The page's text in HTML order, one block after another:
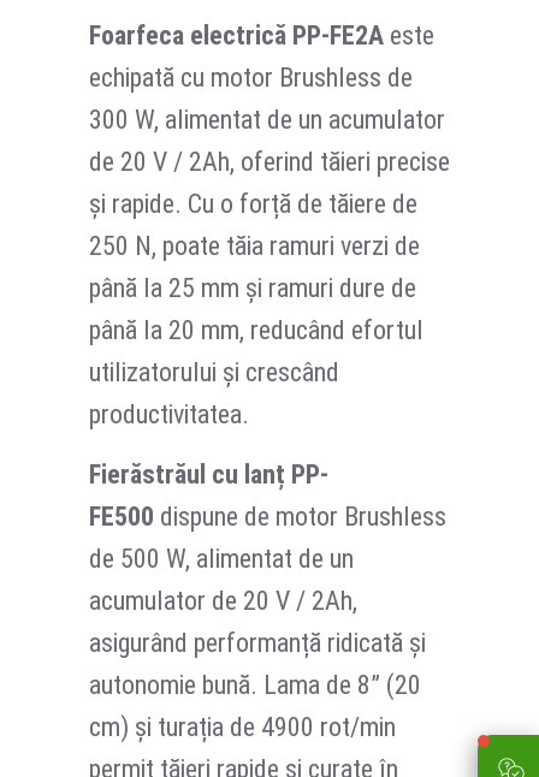
Foarfeca electrică PP-FE2A este
echipată cu motor Brushless de
300 W, alimentat de un acumulator
de 20 V / 2Ah, oferind tăieri precise
și rapide. Cu o forță de tăiere de
250 N, poate tăia ramuri verzi de
până la 25 mm și ramuri dure de
până la 20 mm, reducând efortul
utilizatorului și crescând
productivitatea.
Fierăstrăul cu lanț PP-
FE500 dispune de motor Brushless
de 500 W, alimentat de un
acumulator de 20 V / 2Ah,
asigurând performanță ridicată și
autonomie bună. Lama de 8” (20
cm) și turația de 4900 rot/min
permit tăieri rapide și curate în